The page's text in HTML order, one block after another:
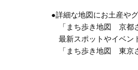
●詳細な地図にお土産や
「まち歩き地図 京都
最新スポットやイベン
「まち歩き地図 東京